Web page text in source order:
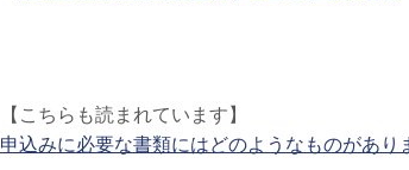
【こちらも読まれています】
申込みに必要な書類にはどのようなものがあり